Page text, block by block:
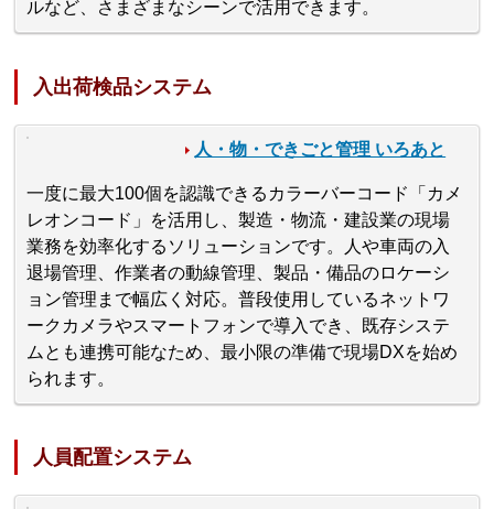
ルなど、さまざまなシーンで活用できます。
入出荷検品システム
人・物・できごと管理 いろあと
一度に最大100個を認識できるカラーバーコード「カメ
レオンコード」を活用し、製造・物流・建設業の現場
業務を効率化するソリューションです。人や車両の入
退場管理、作業者の動線管理、製品・備品のロケーシ
ョン管理まで幅広く対応。普段使用しているネットワ
ークカメラやスマートフォンで導入でき、既存システ
ムとも連携可能なため、最小限の準備で現場DXを始め
られます。
人員配置システム